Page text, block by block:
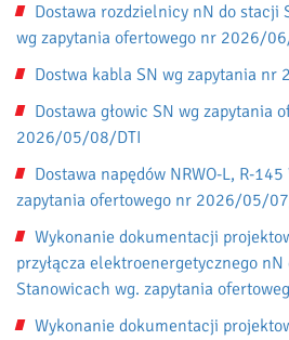
Dostawa rozdzielnicy nN do stacji
wg zapytania ofertowego nr 2026/
Dostwa kabla SN wg zapytania
Dostawa głowic SN wg zapytania
2026/05/08/DTI
Dostawa napędów NRWO-L, R-
zapytania ofertowego nr 2026/05/
Wykonanie dokumentacji
przyłącza elektroenergetycznego
Stanowicach wg. zapytania
Wykonanie dokumentacji